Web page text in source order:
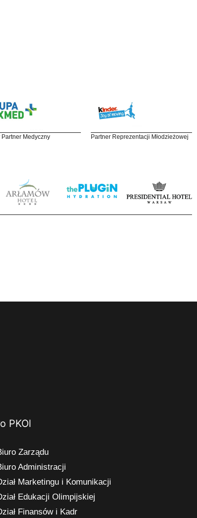
Partner Medyczny Partner Reprezentacji Młodzieżowej
PKOl
Zarządu
Administracji
Marketingu i Komunikacji
Edukacji Olimpijskiej
Finansów i Kadr